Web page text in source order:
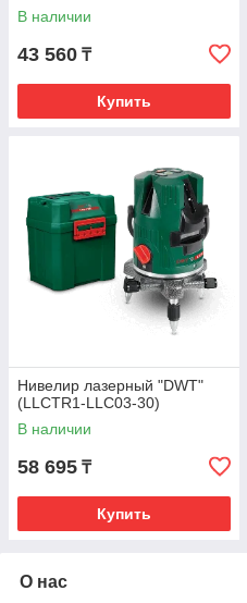
В наличии
43 560 ₸
Купить
Нивелир лазерный "DWT"
(LLCTR1-LLC03-30)
В наличии
58 695 ₸
Купить
О нас